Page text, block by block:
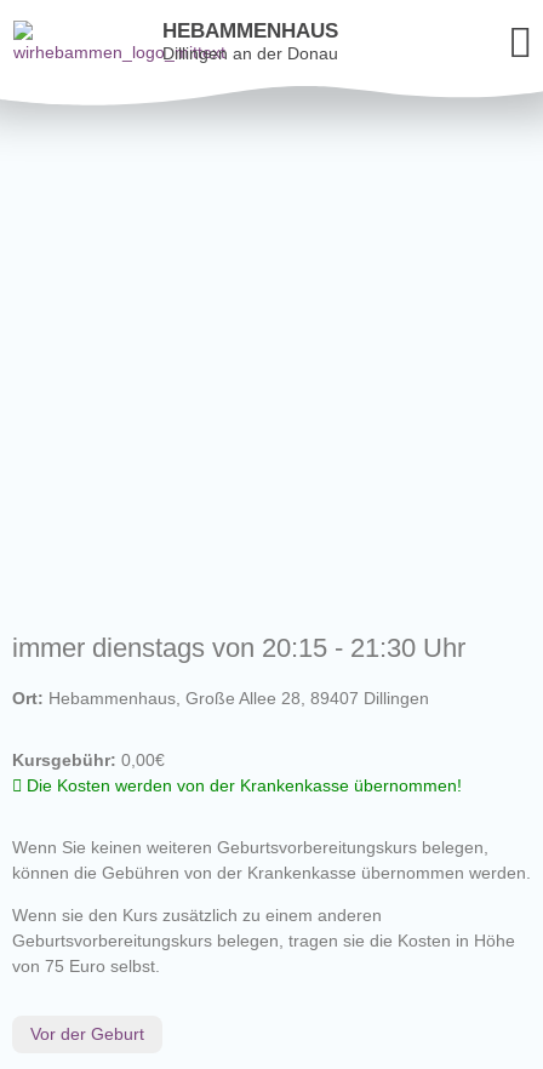
HEBAMMENHAUS
Dillingen an der Donau
immer dienstags von 20:15 - 21:30 Uhr
Ort: Hebammenhaus, Große Allee 28, 89407 Dillingen
Kursgebühr: 0,00€
Die Kosten werden von der Krankenkasse übernommen!
Wenn Sie keinen weiteren Geburtsvorbereitungskurs belegen,
können die Gebühren von der Krankenkasse übernommen werden.
Wenn sie den Kurs zusätzlich zu einem anderen
Geburtsvorbereitungskurs belegen, tragen sie die Kosten in Höhe
von 75 Euro selbst.
Vor der Geburt